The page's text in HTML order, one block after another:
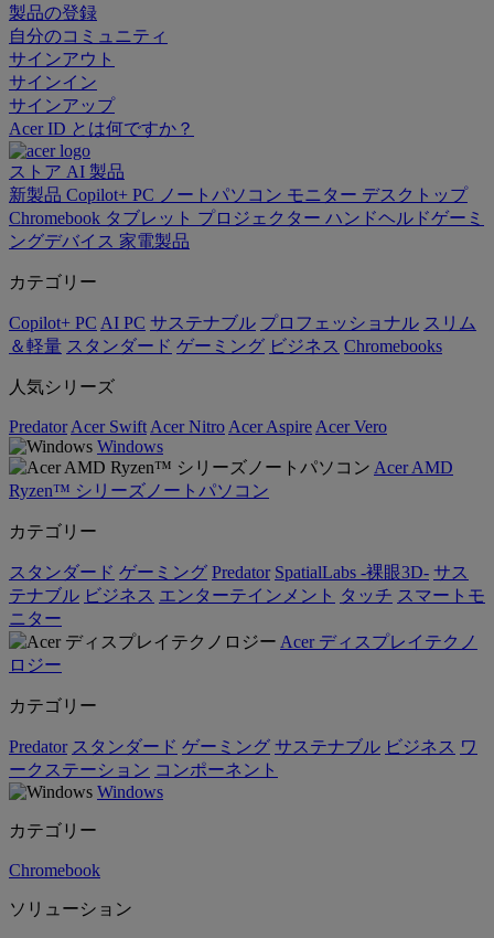
製品の登録
自分のコミュニティ
サインアウト
サインイン
サインアップ
Acer ID とは何ですか？
ストア AI 製品
新製品 Copilot+ PC ノートパソコン モニター デスクトップ
Chromebook タブレット プロジェクター ハンドヘルドゲーミ
ングデバイス 家電製品
カテゴリー
Copilot+ PC AI PC サステナブル プロフェッショナル スリム
＆軽量 スタンダード ゲーミング ビジネス Chromebooks
人気シリーズ
Predator Acer Swift Acer Nitro Acer Aspire Acer Vero
Windows
Acer AMD
Ryzen™ シリーズノートパソコン
カテゴリー
スタンダード ゲーミング Predator SpatialLabs -裸眼3D- サス
テナブル ビジネス エンターテインメント タッチ スマートモ
ニター
Acer ディスプレイテクノ
ロジー
カテゴリー
Predator スタンダード ゲーミング サステナブル ビジネス ワ
ークステーション コンポーネント
Windows
カテゴリー
Chromebook
ソリューション